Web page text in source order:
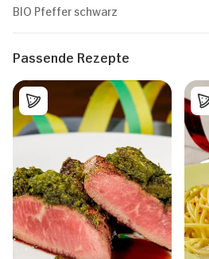
BIO Pfeffer schwarz
Passende Rezepte